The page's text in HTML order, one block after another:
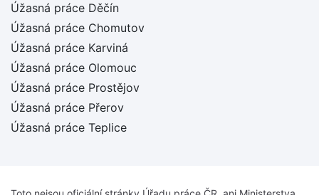
Úžasná práce Děčín
Úžasná práce Chomutov
Úžasná práce Karviná
Úžasná práce Olomouc
Úžasná práce Prostějov
Úžasná práce Přerov
Úžasná práce Teplice